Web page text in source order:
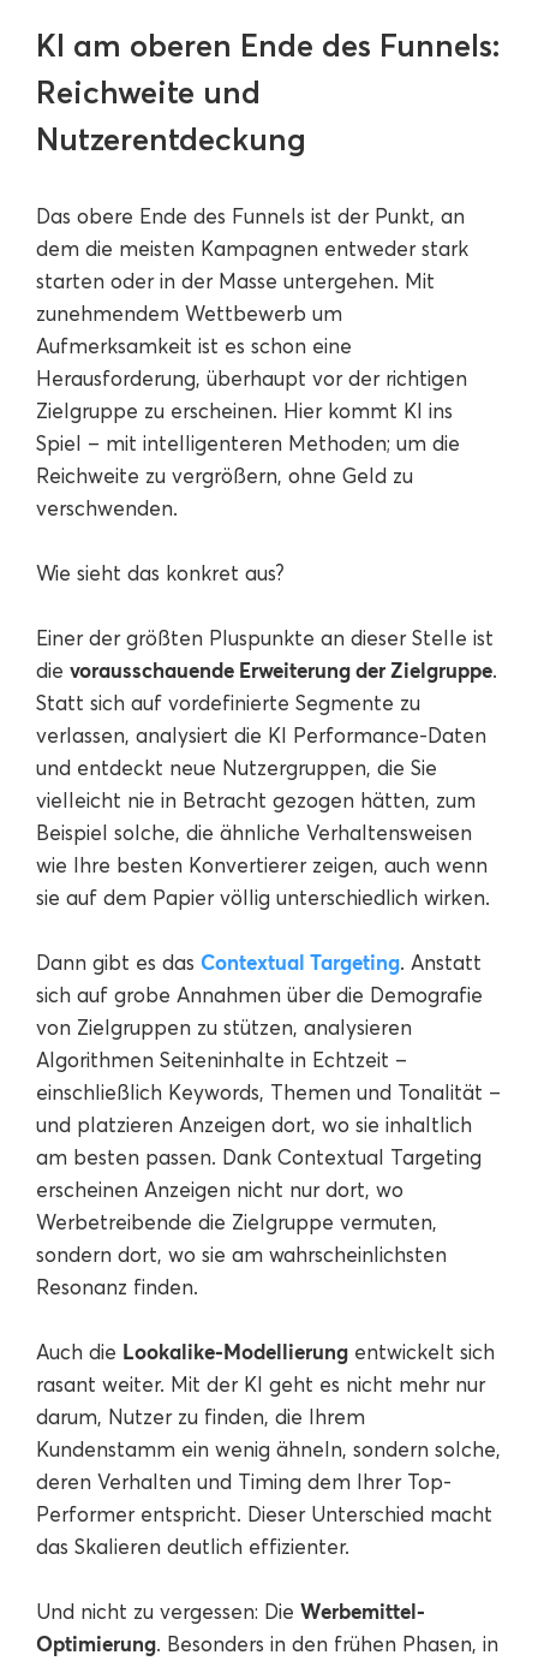
KI am oberen Ende des Funnels:
Reichweite und
Nutzerentdeckung
Das obere Ende des Funnels ist der Punkt, an
dem die meisten Kampagnen entweder stark
starten oder in der Masse untergehen. Mit
zunehmendem Wettbewerb um
Aufmerksamkeit ist es schon eine
Herausforderung, überhaupt vor der richtigen
Zielgruppe zu erscheinen. Hier kommt KI ins
Spiel – mit intelligenteren Methoden; um die
Reichweite zu vergrößern, ohne Geld zu
verschwenden.
Wie sieht das konkret aus?
Einer der größten Pluspunkte an dieser Stelle ist
die vorausschauende Erweiterung der Zielgruppe.
Statt sich auf vordefinierte Segmente zu
verlassen, analysiert die KI Performance-Daten
und entdeckt neue Nutzergruppen, die Sie
vielleicht nie in Betracht gezogen hätten, zum
Beispiel solche, die ähnliche Verhaltensweisen
wie Ihre besten Konvertierer zeigen, auch wenn
sie auf dem Papier völlig unterschiedlich wirken.
Dann gibt es das Contextual Targeting. Anstatt
sich auf grobe Annahmen über die Demografie
von Zielgruppen zu stützen, analysieren
Algorithmen Seiteninhalte in Echtzeit –
einschließlich Keywords, Themen und Tonalität –
und platzieren Anzeigen dort, wo sie inhaltlich
am besten passen. Dank Contextual Targeting
erscheinen Anzeigen nicht nur dort, wo
Werbetreibende die Zielgruppe vermuten,
sondern dort, wo sie am wahrscheinlichsten
Resonanz finden.
Auch die Lookalike-Modellierung entwickelt sich
rasant weiter. Mit der KI geht es nicht mehr nur
darum, Nutzer zu finden, die Ihrem
Kundenstamm ein wenig ähneln, sondern solche,
deren Verhalten und Timing dem Ihrer Top-
Performer entspricht. Dieser Unterschied macht
das Skalieren deutlich effizienter.
Und nicht zu vergessen: Die Werbemittel-
Optimierung. Besonders in den frühen Phasen, in